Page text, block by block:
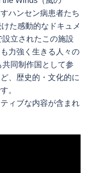
ハンセン病患者たち
た感動的なドキュメ
立されたこの施設
力強く生きる人々の
同制作国として参
、歴史的・文化的に
。
ィブな内容が含まれ